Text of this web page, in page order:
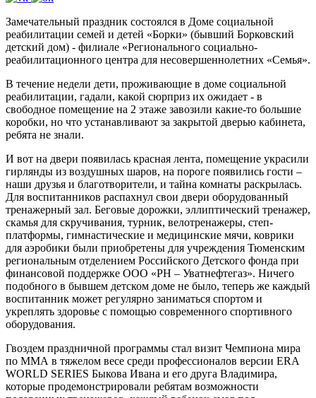
Замечательный праздник состоялся в Доме социальной
реабилитации семей и детей «Борки» (бывший Борковский
детский дом) - филиале «Регионального социально-
реабилитационного центра для несовершеннолетних «Семья».
В течение недели дети, проживающие в доме социальной
реабилитации, гадали, какой сюрприз их ожидает - в
свободное помещение на 2 этаже завозили какие-то большие
коробки, но что устанавливают за закрытой дверью кабинета,
ребята не знали.
И вот на двери появилась красная лента, помещение украсили
гирлянды из воздушных шаров, на пороге появились гости –
наши друзья и благотворители, и тайна комнаты раскрылась.
Для воспитанников распахнул свои двери оборудованный
тренажерный зал. Беговые дорожки, эллиптический тренажер,
скамья для скручивания, турник, велотренажеры, степ-
платформы, гимнастические и медицинские мячи, коврики
для аэробики были приобретены для учреждения Тюменским
региональным отделением Российского Детского фонда при
финансовой поддержке ООО «РН – Уватнефтегаз». Ничего
подобного в бывшем детском доме не было, теперь же каждый
воспитанник может регулярно заниматься спортом и
укреплять здоровье с помощью современного спортивного
оборудования.
Гвоздем праздничной программы стал визит Чемпиона мира
по ММА в тяжелом весе среди профессионалов версии ERA
WORLD SERIES Быкова Ивана и его друга Владимира,
которые продемонстрировали ребятам возможности